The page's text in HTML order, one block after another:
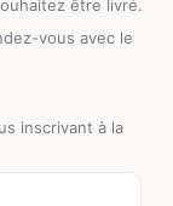
être livré.
vous avec le
inscrivant à la